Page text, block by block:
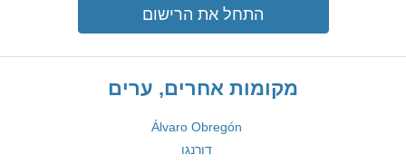
התחל את הרישום
מקומות אחרים, ערים
Álvaro Obregón
דורנגו